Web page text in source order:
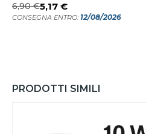
6,90 €5,17 €
CONSEGNA ENTRO: 12/08/2026
PRODOTTI SIMILI